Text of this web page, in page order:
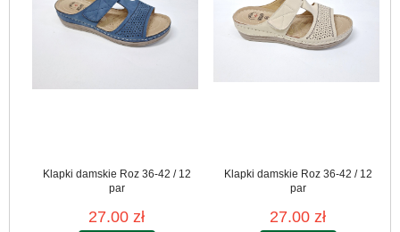
Klapki damskie Roz 36-42 / 12
par
27.00 zł
Klapki damskie Roz 36-42 / 12
par
27.00 zł